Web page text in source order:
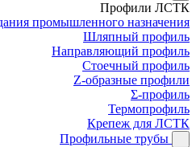
Профили ЛСТК
промышленного назначения
Шляпный профиль
Направляющий профиль
Стоечный профиль
Z-образные профили
Σ-профиль
Термопрофиль
Крепеж для ЛСТК
Профильные трубы